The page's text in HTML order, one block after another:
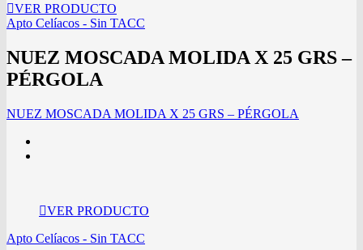
VER PRODUCTO
Apto Celíacos - Sin TACC
NUEZ MOSCADA MOLIDA X 25 GRS –
PÉRGOLA
NUEZ MOSCADA MOLIDA X 25 GRS – PÉRGOLA
VER PRODUCTO
Apto Celíacos - Sin TACC